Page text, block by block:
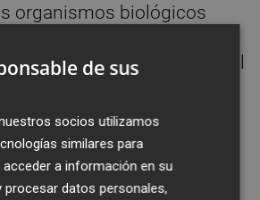
organismos biológicos
no proliferen, por lo que
más durabilidad en el
de esta investigación
AICE cuenta con la
propiedades antifúngicas
a través de la
metodología descrita en la
de sus
socios utilizamos
similares para
acceder a información en su
procesar datos personales,